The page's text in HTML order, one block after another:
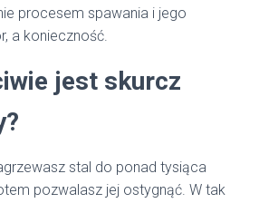
procesem spawania i jego
a konieczność.
jest skurcz
stal do ponad tysiąca
pozwalasz jej ostygnąć. W tak